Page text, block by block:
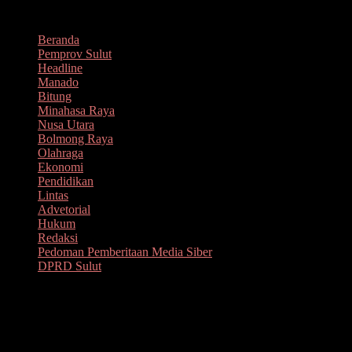
kontenBeranda
Pemprov Sulut
Headline
Manado
Bitung
Minahasa Raya
Nusa Utara
Bolmong Raya
Olahraga
Ekonomi
Pendidikan
Lintas
Advetorial
Hukum
Redaksi
Pedoman Pemberitaan Media Siber
DPRD Sulut